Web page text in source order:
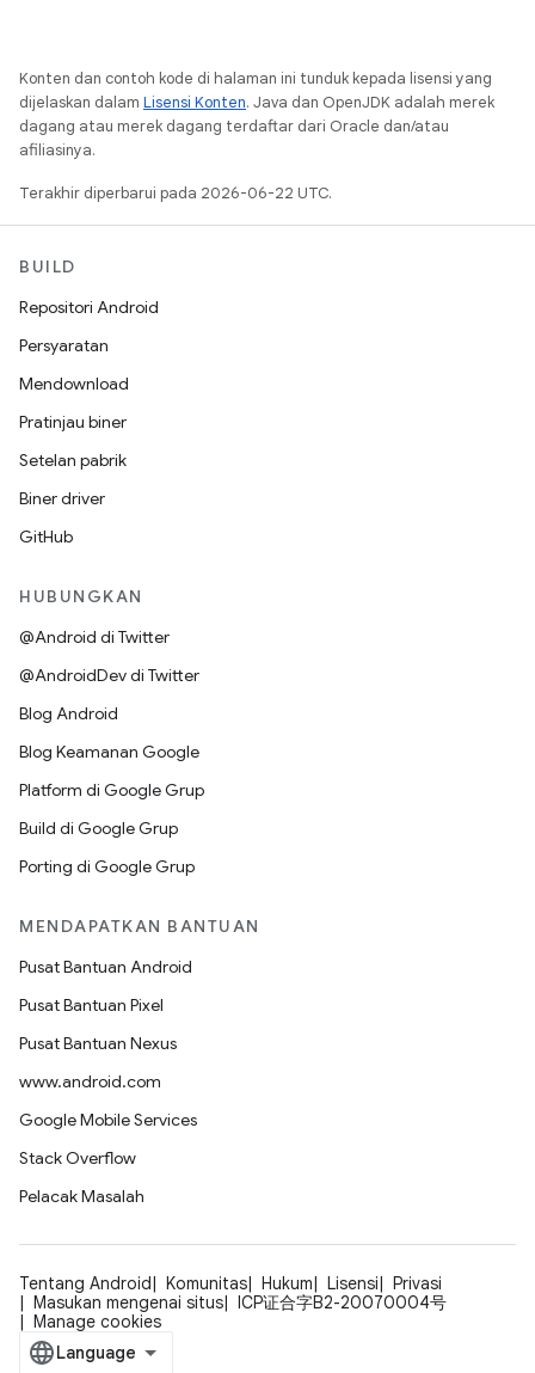
Konten dan contoh kode di halaman ini tunduk kepada lisensi yang
dijelaskan dalam Lisensi Konten. Java dan OpenJDK adalah merek
dagang atau merek dagang terdaftar dari Oracle dan/atau
afiliasinya.
Terakhir diperbarui pada 2026-06-22 UTC.
BUILD
Repositori Android
Persyaratan
Mendownload
Pratinjau biner
Setelan pabrik
Biner driver
GitHub
HUBUNGKAN
@Android di Twitter
@AndroidDev di Twitter
Blog Android
Blog Keamanan Google
Platform di Google Grup
Build di Google Grup
Porting di Google Grup
MENDAPATKAN BANTUAN
Pusat Bantuan Android
Pusat Bantuan Pixel
Pusat Bantuan Nexus
www.android.com
Google Mobile Services
Stack Overflow
Pelacak Masalah
Tentang Android Komunitas Hukum Lisensi
Privasi
Masukan mengenai situs
ICP证合字B2-20070004号
Manage cookies